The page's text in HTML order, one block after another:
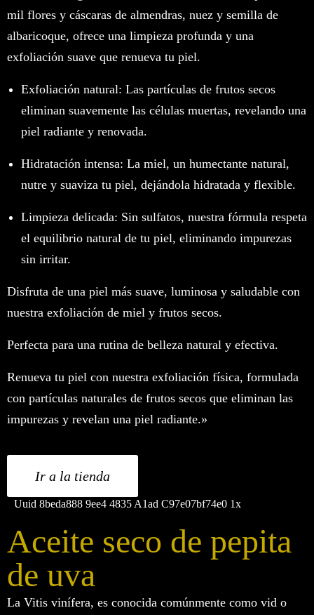
mil flores y cáscaras de almendras, nuez y semilla de
albaricoque, ofrece una limpieza profunda y una
exfoliación suave que renueva tu piel.
Exfoliación natural: Las partículas de frutos secos
eliminan suavemente las células muertas, revelando una
piel radiante y renovada.
Hidratación intensa: La miel, un humectante natural,
nutre y suaviza tu piel, dejándola hidratada y flexible.
Limpieza delicada: Sin sulfatos, nuestra fórmula respeta
el equilibrio natural de tu piel, eliminando impurezas
sin irritar.
Disfruta de una piel más suave, luminosa y saludable con
nuestra exfoliación de miel y frutos secos.
Perfecta para una rutina de belleza natural y efectiva.
Renueva tu piel con nuestra exfoliación física, formulada
con partículas naturales de frutos secos que eliminan las
impurezas y revelan una piel radiante.»
Ir a la tienda
Aceite seco de pepita
de uva
La Vitis vinífera, es conocida comúnmente como vid o